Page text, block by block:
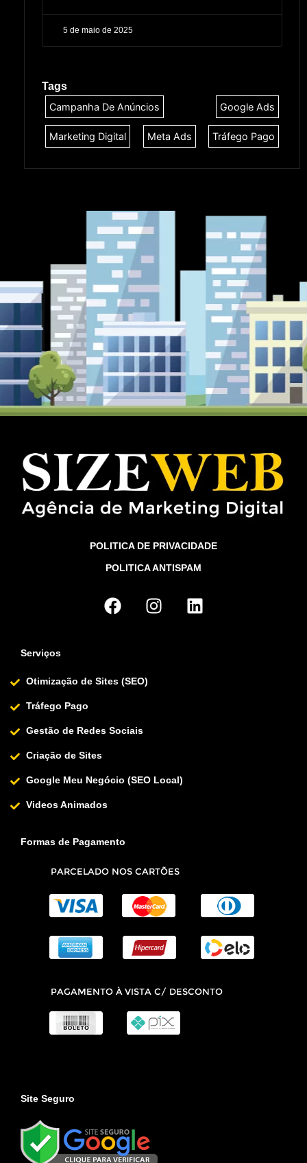
5 de maio de 2025
Tags
Campanha De Anúncios
Google Ads
Marketing Digital Meta Ads Tráfego Pago
POLITICA DE PRIVACIDADE
POLITICA ANTISPAM
Serviços
Otimização de Sites (SEO)
Tráfego Pago
Gestão de Redes Sociais
Criação de Sites
Google Meu Negócio (SEO Local)
Videos Animados
Formas de Pagamento
Site Seguro